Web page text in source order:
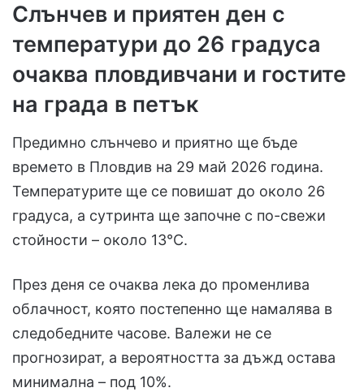
Слънчев и приятен ден с
температури до 26 градуса
очаква пловдивчани и гостите
на града в петък
Предимно слънчево и приятно ще бъде
времето в Пловдив на 29 май 2026 година.
Температурите ще се повишат до около 26
градуса, а сутринта ще започне с по-свежи
стойности – около 13°C.
През деня се очаква лека до променлива
облачност, която постепенно ще намалява в
следобедните часове. Валежи не се
прогнозират, а вероятността за дъжд остава
минимална – под 10%.